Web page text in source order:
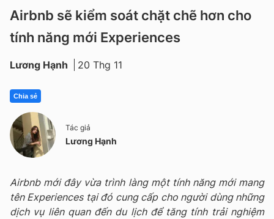
Airbnb sẽ kiểm soát chặt chẽ hơn cho
tính năng mới Experiences
Lương Hạnh 20 Thg 11
Chia sẻ
Tác giả
Lương Hạnh
Airbnb mới đây vừa trình làng một tính năng mới mang
tên Experiences tại đó cung cấp cho người dùng những
dịch vụ liên quan đến du lịch để tăng tính trải nghiệm